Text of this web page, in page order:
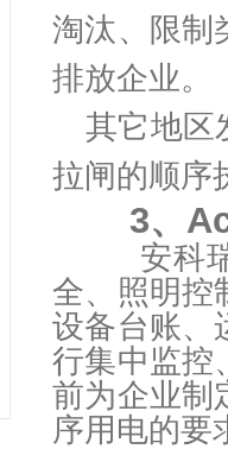
淘汰、限制
排放企业。
其它地区
拉闸的顺序
3、
安科
全、照明控
设备台账、
行集中监控
前为企业制
序用电的要